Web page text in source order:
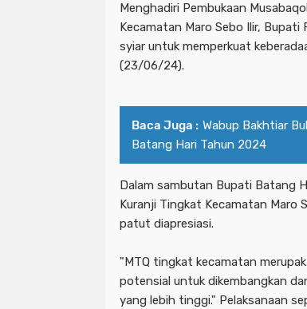
Menghadiri Pembukaan
Kecamatan Maro Sebo Ilir, Bupati
syiar untuk memperkuat
(23/06/24).
Baca Juga : Wabup Bakhtiar
Batang Hari Tahun 2024
Dalam sambutan Bupati Batang
Kuranji Tingkat Kecamatan Maro
patut diapresiasi.
"MTQ tingkat kecamatan
potensial untuk dikembangkan
yang lebih tinggi." Pelaksanaan